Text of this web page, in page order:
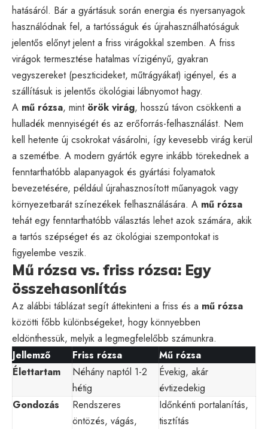
hatásáról. Bár a gyártásuk során energia és nyersanyagok
használódnak fel, a tartósságuk és újrahasználhatóságuk
jelentős előnyt jelent a friss virágokkal szemben. A friss
virágok termesztése hatalmas vízigényű, gyakran
vegyszereket (peszticideket, műtrágyákat) igényel, és a
szállításuk is jelentős ökológiai lábnyomot hagy.
A mű rózsa, mint örök virág, hosszú távon csökkenti a
hulladék mennyiségét és az erőforrás-felhasználást. Nem
kell hetente új csokrokat vásárolni, így kevesebb virág kerül
a szemétbe. A modern gyártók egyre inkább törekednek a
fenntarthatóbb alapanyagok és gyártási folyamatok
bevezetésére, például újrahasznosított műanyagok vagy
környezetbarát színezékek felhasználására. A mű rózsa
tehát egy fenntarthatóbb választás lehet azok számára, akik
a tartós szépséget és az ökológiai szempontokat is
figyelembe veszik.
Mű rózsa vs. friss rózsa: Egy
összehasonlítás
Az alábbi táblázat segít áttekinteni a friss és a mű rózsa
közötti főbb különbségeket, hogy könnyebben
eldönthessük, melyik a legmegfelelőbb számunkra.
Jellemző
Friss rózsa
Mű rózsa
Élettartam
Néhány naptól 1-2
hétig
Évekig, akár
évtizedekig
Gondozás
Rendszeres
öntözés, vágás,
Időnkénti portalanítás,
tisztítás